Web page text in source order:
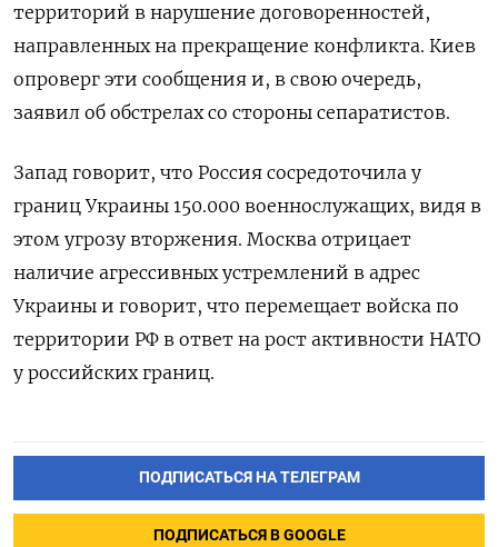
территорий в нарушение договоренностей,
направленных на прекращение конфликта. Киев
опроверг эти сообщения и, в свою очередь,
заявил об обстрелах со стороны сепаратистов.
Запад говорит, что Россия сосредоточила у
границ Украины 150.000 военнослужащих, видя в
этом угрозу вторжения. Москва отрицает
наличие агрессивных устремлений в адрес
Украины и говорит, что перемещает войска по
территории РФ в ответ на рост активности НАТО
у российских границ.
ПОДПИСАТЬСЯ НА ТЕЛЕГРАМ
ПОДПИСАТЬСЯ В GOOGLE